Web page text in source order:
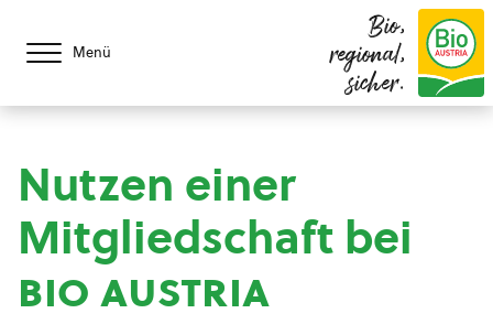
Menü
Bio,
regional,
sicher.
Nutzen einer
Mitgliedschaft bei
bio austria